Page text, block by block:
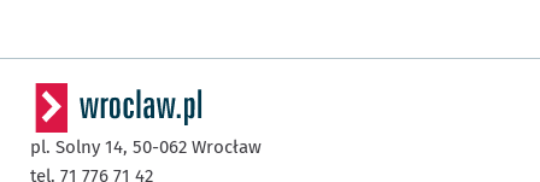
pl. Solny 14, 50-062 Wrocław
tel. 71 776 71 42